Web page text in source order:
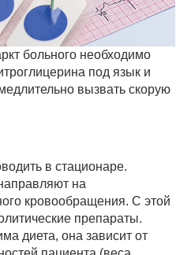
больного необходимо
под язык и
вызвать скорую
в стационаре.
на
кровообращения. С этой
препараты.
диета, она зависит от